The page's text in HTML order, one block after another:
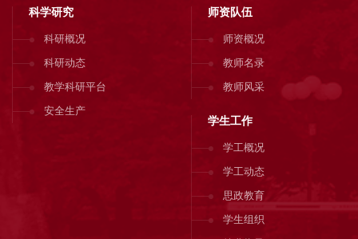
科学研究
科研概况
科研动态
教学科研平台
安全生产
师资队伍
师资概况
教师名录
教师风采
学生工作
学工概况
学工动态
思政教育
学生组织